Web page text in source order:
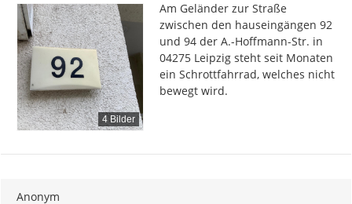
4 Bilder
Am Geländer zur Straße
zwischen den hauseingängen 92
und 94 der A.-Hoffmann-Str. in
04275 Leipzig steht seit Monaten
ein Schrottfahrrad, welches nicht
bewegt wird.
Anonym